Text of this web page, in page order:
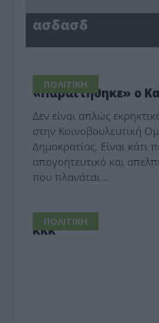
ασδασδ
ΠΟΛΙΤΙΚΗ
«Παραιτήθηκε» ο
Δεν είναι απλώς
στην Κοινοβουλευτική
Δημοκρατίας. Είναι
απογοητευτικό και
που πλανάται…
ΠΟΛΙΤΙΚΗ
κκκ